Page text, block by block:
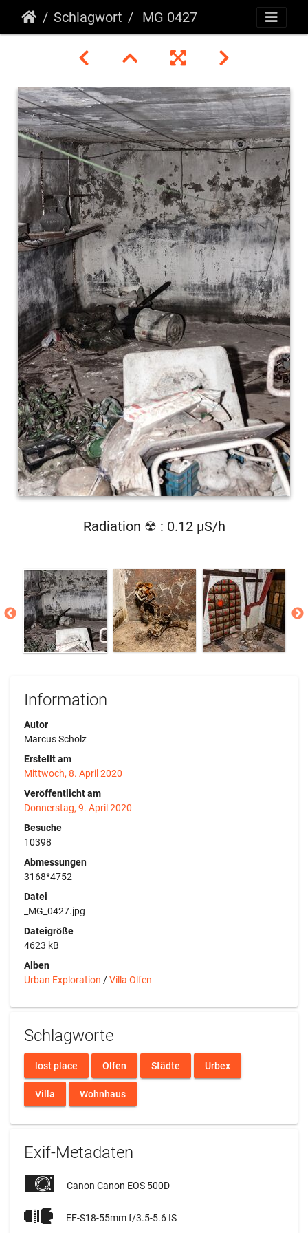
Schlagwort MG 0427
Radiation ☢ : 0.12 µS/h
Information
Autor
Marcus Scholz
Erstellt am
Mittwoch, 8. April 2020
Veröffentlicht am
Donnerstag, 9. April 2020
Besuche
10398
Abmessungen
3168*4752
Datei
_MG_0427.jpg
Dateigröße
4623 kB
Alben
Urban Exploration /Villa Olfen
Schlagworte
lost place Olfen Städte Urbex
Villa Wohnhaus
Exif-Metadaten
Canon Canon EOS 500D
EF-S18-55mm f/3.5-5.6 IS